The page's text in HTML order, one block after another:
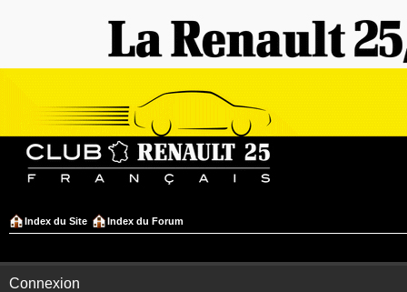
Index du Site Index du Forum
Connexion